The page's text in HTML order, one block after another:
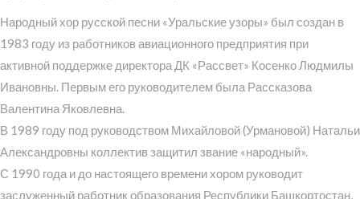
Народный хор русской песни «Уральские узоры» был создан в
1983 году из работников авиационного предприятия при
активной поддержке директора ДК «Рассвет» Косенко Людмилы
Ивановны. Первым его руководителем была Рассказова
Валентина Яковлевна.
В 1989 году под руководством Михайловой (Урмановой) Натальи
Александровны коллектив защитил звание «народный».
С 1990 года и до настоящего времени хором руководит
заслуженный работник образования Республики Башкортостан,